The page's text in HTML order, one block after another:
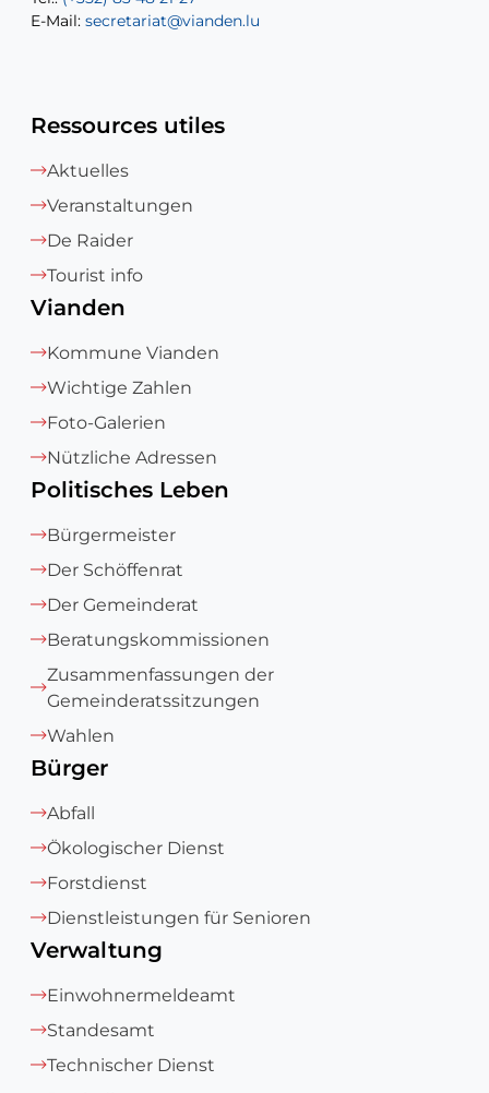
E-Mail: secretariat@vianden.lu
E-Mail: diane.storn@vianden.lu
Ressources utiles
Aktuelles
Veranstaltungen
De Raider
Tourist info
Vianden
Kommune Vianden
Wichtige Zahlen
Foto-Galerien
Nützliche Adressen
Politisches Leben
Bürgermeister
Der Schöffenrat
Der Gemeinderat
Beratungskommissionen
Zusammenfassungen der
Gemeinderatssitzungen
Wahlen
Bürger
Abfall
Ökologischer Dienst
Forstdienst
Dienstleistungen für Senioren
Verwaltung
Einwohnermeldeamt
Standesamt
Technischer Dienst